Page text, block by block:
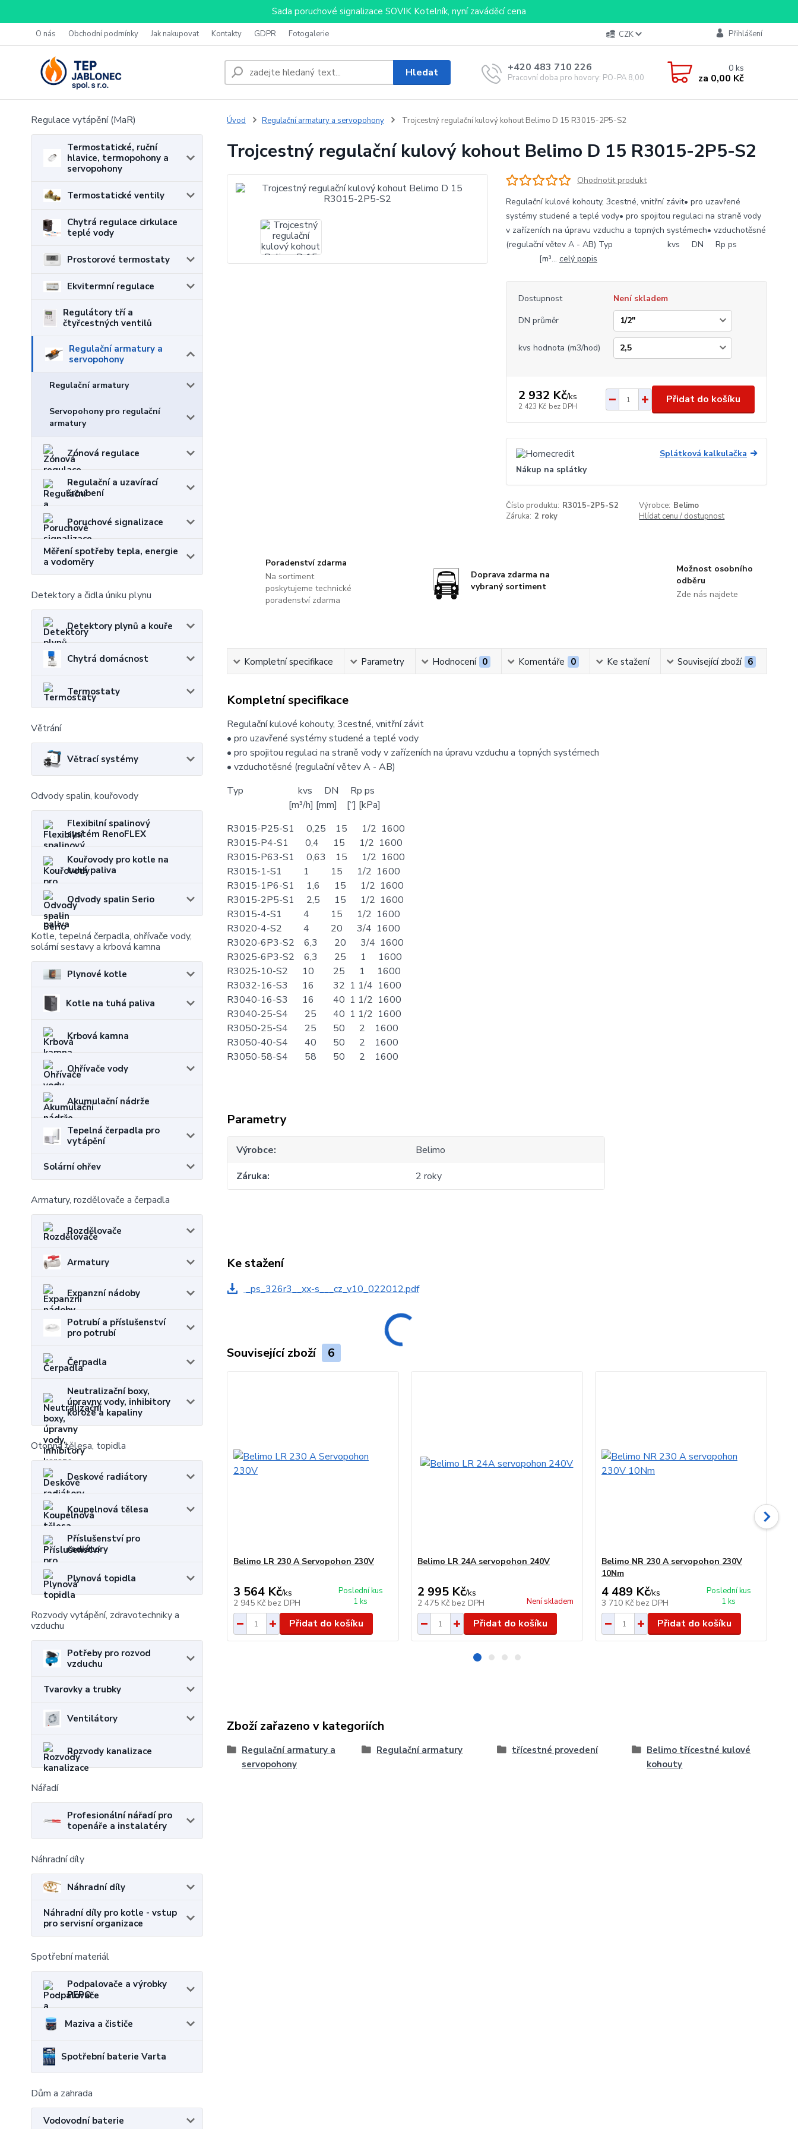
Sada poruchové signalizace SOVIK Kotelník, nyní zaváděcí cena
O nás Obchodní podmínky Jak nakupovat Kontakty GDPR Fotogalerie CZK Přihlášení
Hledat +420 483 710 226
Pracovní doba pro hovory: PO-PA 8,00-16,00
0ks
za 0,00 Kč
Regulace vytápění (MaR)
Termostatické, ruční
hlavice, termopohony a
servopohony
Termostatické ventily
Chytrá regulace cirkulace
teplé vody
Prostorové termostaty
Ekvitermní regulace
Regulátory tří a
čtyřcestných ventilů
Regulační armatury a
servopohony
Regulační armatury
Servopohony pro regulační
armatury
Zónová regulace
Regulační a uzavírací
šroubení
Poruchové signalizace
Měření spotřeby tepla, energie
a vodoměry
Detektory a čidla úniku plynu
Detektory plynů a kouře
Chytrá domácnost
Termostaty
Větrání
Větrací systémy
Odvody spalin, kouřovody
Flexibilní spalinový
systém RenoFLEX
Kouřovody pro kotle na
tuhá paliva
Odvody spalin Serio
Kotle, tepelná čerpadla, ohřívače vody,
solární sestavy a krbová kamna
Plynové kotle
Kotle na tuhá paliva
Krbová kamna
Ohřívače vody
Akumulační nádrže
Tepelná čerpadla pro
vytápění
Solární ohřev
Armatury, rozdělovače a čerpadla
Rozdělovače
Armatury
Expanzní nádoby
Potrubí a příslušenství
pro potrubí
Čerpadla
Neutralizační boxy,
úpravny vody, inhibitory
koroze a kapaliny
Otopná tělesa, topidla
Deskové radiátory
Koupelnová tělesa
Příslušenství pro
radiátory
Plynová topidla
Rozvody vytápění, zdravotechniky a
vzduchu
Potřeby pro rozvod
vzduchu
Tvarovky a trubky
Ventilátory
Rozvody kanalizace
Nářadí
Profesionální nářadí pro
topenáře a instalatéry
Náhradní díly
Náhradní díly
Náhradní díly pro kotle - vstup
pro servisní organizace
Spotřební materiál
Podpalovače a výrobky
PEPO
Maziva a čističe
Spotřební baterie Varta
Dům a zahrada
Vodovodní baterie
Úvod Regulační armatury a servopohony Trojcestný regulační kulový kohout Belimo D 15 R3015-2P5-S2
Trojcestný regulační kulový kohout Belimo D 15 R3015-2P5-S2
Ohodnotit produkt
Regulační kulové kohouty, 3cestné, vnitřní závit• pro uzavřené
systémy studené a teplé vody• pro spojitou regulaci na straně vody
v zařízeních na úpravu vzduchu a topných systémech• vzduchotěsné
(regulační větev A - AB) Typ kvs DN Rp ps
[m³... celý popis
Dostupnost
Není skladem
DN průměr
kvs hodnota (m3/hod)
2 932 Kč/ks
2 423 Kč bez DPH
Přidat do košíku
Splátková kalkulačka
Nákup na splátky
Číslo produktu: R3015-2P5-S2 Výrobce: Belimo
Záruka: 2 roky Hlídat cenu / dostupnost
Poradenství zdarma
Na sortiment
poskytujeme technické
poradenství zdarma
Doprava zdarma na
vybraný sortiment
Možnost osobního
odběru
Zde nás najdete
Kompletní specifikace Parametry Hodnocení 0 Komentáře 0 Ke stažení Související zboží 6
Kompletní specifikace
Regulační kulové kohouty, 3cestné, vnitřní závit
• pro uzavřené systémy studené a teplé vody
• pro spojitou regulaci na straně vody v zařízeních na úpravu vzduchu a topných systémech
• vzduchotěsné (regulační větev A - AB)
Typ kvs DN Rp ps
[m³/h] [mm] [“] [kPa]
R3015-P25-S1 0,25 15 1/2 1600
R3015-P4-S1 0,4 15 1/2 1600
R3015-P63-S1 0,63 15 1/2 1600
R3015-1-S1 1 15 1/2 1600
R3015-1P6-S1 1,6 15 1/2 1600
R3015-2P5-S1 2,5 15 1/2 1600
R3015-4-S1 4 15 1/2 1600
R3020-4-S2 4 20 3/4 1600
R3020-6P3-S2 6,3 20 3/4 1600
R3025-6P3-S2 6,3 25 1 1600
R3025-10-S2 10 25 1 1600
R3032-16-S3 16 32 1 1/4 1600
R3040-16-S3 16 40 1 1/2 1600
R3040-25-S4 25 40 1 1/2 1600
R3050-25-S4 25 50 2 1600
R3050-40-S4 40 50 2 1600
R3050-58-S4 58 50 2 1600
Parametry
Výrobce
Belimo
Záruka
2 roky
Ke stažení
_ps_326r3__xx-s___cz_v10_022012.pdf
Související zboží 6
Belimo LR 230 A Servopohon 230V
3 564 Kč/ks
2 945 Kč bez DPH
Poslední kus
1 ks
Přidat do košíku
Belimo LR 24A servopohon 240V
2 995 Kč/ks
2 475 Kč bez DPH Není skladem
Přidat do košíku
Belimo NR 230 A servopohon 230V
10Nm
4 489 Kč/ks
3 710 Kč bez DPH
Poslední kus
1 ks
Přidat do košíku
Zboží zařazeno v kategoriích
Regulační armatury a
servopohony
Regulační armatury třícestné provedení
Belimo třícestné kulové
kohouty